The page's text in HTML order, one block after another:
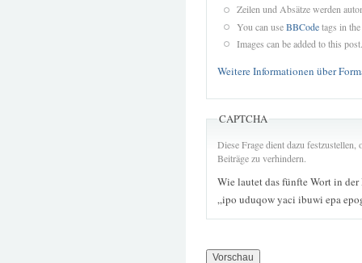
Zeilen und Absätze werden
You can useBBCodetags in
Images can be added to this post.
Weitere Informationen über
CAPTCHA
Diese Frage dient dazu
Beiträge zu verhindern.
Wie lautet das fünfte Wort in der
„ipo uduqow yaci ibuwi epa